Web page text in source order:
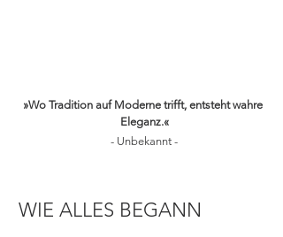
»Wo Tradition auf Moderne trifft, entsteht wahre
Eleganz.«
- Unbekannt -
WIE ALLES BEGANN